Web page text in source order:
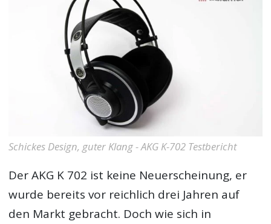
Schickes Design, guter Klang - AKG K-702 Testbericht
DerAKG K 702 ist keine Neuerscheinung, er
wurde bereits vor reichlich drei Jahren auf
den Markt gebracht. Doch wie sich in